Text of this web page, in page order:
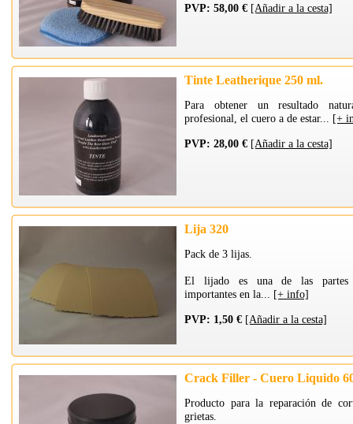
PVP: 58,00 € [Añadir a la cesta]
Tinte Leatherique 250 ml.
Para obtener un resultado
profesional, el cuero a de estar... [+
PVP: 28,00 € [Añadir a la cesta]
Lija 320
Pack de 3 lijas.
El lijado es una de las partes
importantes en la... [+ info]
PVP: 1,50 € [Añadir a la cesta]
Crack Filler - Cuero Liquido
Producto para la reparación de
grietas.